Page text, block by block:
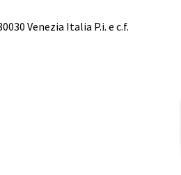
Venezia Italia P.i. e c.f.